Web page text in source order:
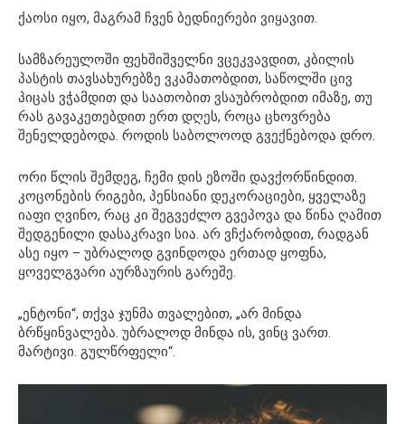
ქაოსი იყო, მაგრამ ჩვენ ბედნიერები ვიყავით.
სამზარეულოში ფეხშიშველნი ვცეკვავდით, კბილის
პასტის თავსახურებზე ვკამათობდით, საწოლში ცივ
პიცას ვჭამდით და საათობით ვსაუბრობდით იმაზე, თუ
რას გავაკეთებდით ერთ დღეს, როცა ცხოვრება
შენელდებოდა. როდის საბოლოოდ გვექნებოდა დრო.
ორი წლის შემდეგ, ჩემი დის ეზოში დავქორწინდით.
კოცონების რიგები, პენსიანი დეკორაციები, ყველაზე
იაფი ღვინო, რაც კი შეგვეძლო გვეპოვა და წინა ღამით
შედგენილი დასაკრავი სია. არ ვჩქარობდით, რადგან
ასე იყო – უბრალოდ გვინდოდა ერთად ყოფნა,
ყოველგვარი აურზაურის გარეშე.
„ენტონი“, თქვა ჯუნმა თვალებით, „არ მინდა
ბრწყინვალება. უბრალოდ მინდა ის, ვინც ვართ.
მარტივი. გულწრფელი“.